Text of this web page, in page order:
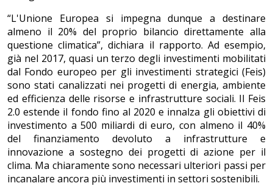
“L'Unione Europea si impegna dunque a destinare
almeno il 20% del proprio bilancio direttamente alla
questione climatica”, dichiara il rapporto. Ad esempio,
già nel 2017, quasi un terzo degli investimenti mobilitati
dal Fondo europeo per gli investimenti strategici (Feis)
sono stati canalizzati nei progetti di energia, ambiente
ed efficienza delle risorse e infrastrutture sociali. Il Feis
2.0 estende il fondo fino al 2020 e innalza gli obiettivi di
investimento a 500 miliardi di euro, con almeno il 40%
del finanziamento devoluto a infrastrutture e
innovazione a sostegno dei progetti di azione per il
clima. Ma chiaramente sono necessari ulteriori passi per
incanalare ancora più investimenti in settori sostenibili.